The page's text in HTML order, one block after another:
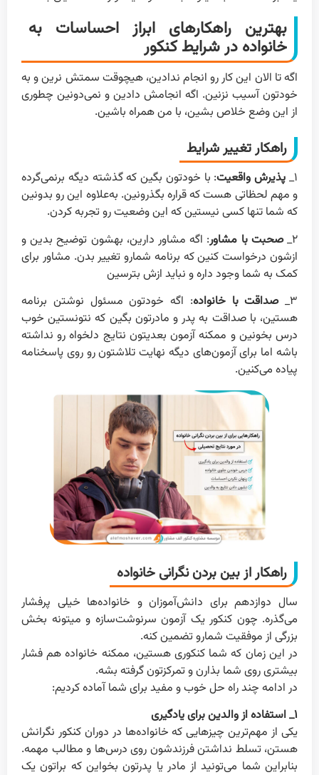
بهترین راهکارهای ابراز احساسات به
خانواده در شرایط کنکور
اگه تا الان این کار رو انجام ندادین، هیچوقت سمتش نرین و به
خودتون آسیب نزنین. اگه انجامش دادین و نمی‌دونین چطوری
از این وضع خلاص بشین، با من همراه باشین.
راهکار تغییر شرایط
۱_ پذیرش واقعیت: با خودتون بگین که گذشته دیگه برنمی‌گرده
و مهم لحظاتی هست که قراره بگذرونین. به‌علاوه این رو بدونین
که شما تنها کسی نیستین که این وضعیت رو تجربه کردن.
۲_ صحبت با مشاور: اگه مشاور دارین، بهشون توضیح بدین و
ازشون درخواست کنین که برنامه شمارو تغییر بدن. مشاور برای
کمک به شما وجود داره و نباید ازش بترسین
۳_
صداقت با خانواده: اگه خودتون مسئول نوشتن برنامه
هستین، با صداقت به پدر و مادرتون بگین که نتونستین خوب
درس بخونین و ممکنه آزمون بعدیتون نتایج دلخواه رو نداشته
باشه اما برای آزمون‌های دیگه نهایت تلاشتون رو روی پاسخنامه
پیاده می‌کنین.
راهکار از بین بردن نگرانی خانواده
سال دوازدهم برای دانش‌آموزان و خانواده‌ها خیلی پرفشار
می‌گذره. چون کنکور یک آزمون سرنوشت‌سازه و میتونه بخش
بزرگی از موفقیت شمارو تضمین کنه.
در این زمان که شما کنکوری هستین، ممکنه خانواده‌ هم فشار
بیشتری روی شما بذارن و تمرکزتون گرفته بشه.
در ادامه چند راه حل خوب و مفید برای شما آماده کردیم:
۱_ استفاده از والدین برای یادگیری
یکی از مهم‌ترین چیز‌هایی که خانواده‌ها در دوران کنکور نگرانش
هستن، تسلط نداشتن فرزندشون روی درس‌ها و مطالب مهمه.
بنابراین شما می‌تونید از مادر یا پدرتون بخواین که براتون یک